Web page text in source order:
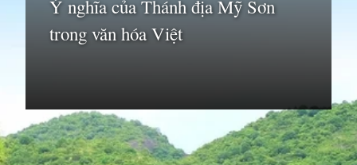
Ý nghĩa của Thánh địa Mỹ Sơn
trong văn hóa Việt